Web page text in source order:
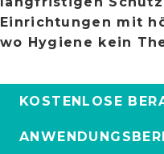
Einrichtungen mit
wo Hygiene kein
KOSTENLOSE